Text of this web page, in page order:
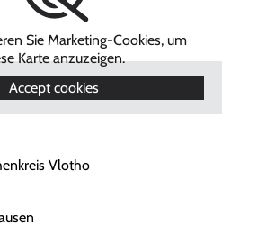
Sie Marketing-Cookies, um
Karte anzuzeigen.
Accept cookies
Vlotho